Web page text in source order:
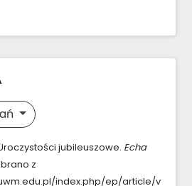
jubileuszowe. Echa
z
index.php/ep/article/v